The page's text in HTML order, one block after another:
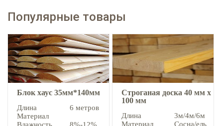
Популярные товары
Блок хаус 35мм*140мм
Длина
6 метров
Материал
Влажность
8%-12%
Строганая доска 40 мм х
100 мм
Длина
3м/4м/6м
Материал
Сосна/ель